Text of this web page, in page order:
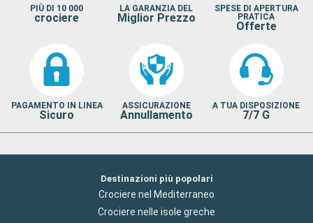
PIÙ DI 10 000
crociere
LA GARANZIA DEL
Miglior Prezzo
SPESE DI APERTURA
PRATICA
Offerte
PAGAMENTO IN LINEA
Sicuro
ASSICURAZIONE
Annullamento
A TUA DISPOSIZIONE
7/7 G
Destinazioni più popolari
Crociere nel Mediterraneo
Crociere nelle isole greche